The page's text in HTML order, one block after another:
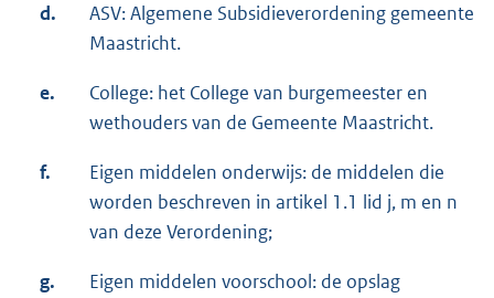
d.
ASV: Algemene Subsidieverordening gemeente
Maastricht.
e.
College: het College van burgemeester en
wethouders van de Gemeente Maastricht.
f.
Eigen middelen onderwijs: de middelen die
worden beschreven in artikel 1.1 lid j, m en n
van deze Verordening;
g.
Eigen middelen voorschool: de opslag